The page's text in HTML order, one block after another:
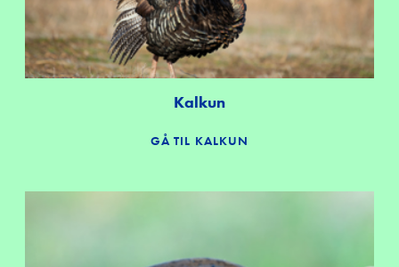
Kalkun
GÅ TIL KALKUN